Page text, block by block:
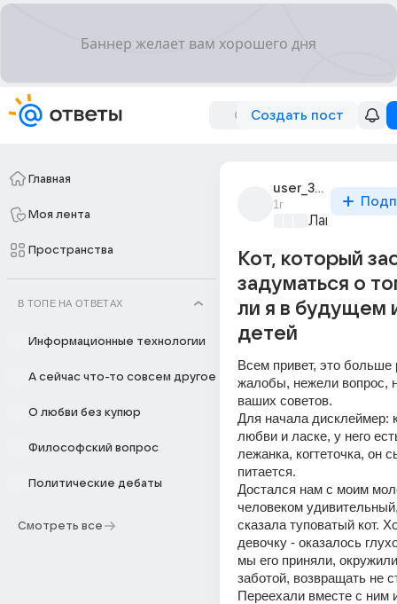
Создать пост
Главная
Моя лента
Пространства
В ТОПЕ НА ОТВЕТАХ
Информационные технологии
А сейчас что-то совсем другое
О любви без купюр
Философский вопрос
Политические дебаты
Смотреть все
user_319202131
1г
Лапки и
Кот, который
задуматься о
ли я в будущем
детей
Всем привет, это больше
жалобы, нежели вопрос,
ваших советов.
Для начала дисклеймер:
любви и ласке, у него
лежанка, когтеточка, он
питается.
Достался нам с моим
человеком
сказала туповатый кот.
девочку - оказалось
мы его приняли,
заботой, возвращать не
Переехали вместе с ним